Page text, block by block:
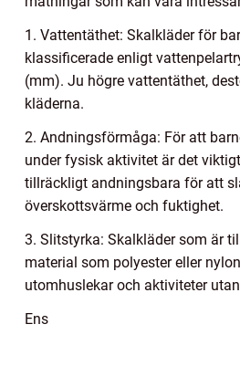
1. Vattentäthet: Skalkläder för
klassificerade enligt
(mm). Ju högre vattentäthet,
kläderna.
2. Andningsförmåga: För att
under fysisk aktivitet är det
tillräckligt andningsbara för att
överskottsvärme och fuktighet.
3. Slitstyrka: Skalkläder som är
material som polyester eller
utomhuslekar och aktiviteter
Ens